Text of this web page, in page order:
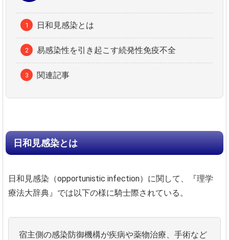
日和見感染とは
易感染性を引き起こす続発性免疫不全
関連記事
日和見感染とは
日和見感染（opportunistic infection）に関して、『理学
療法大辞典』では以下の様に騎士際されている。
宿主側の感染防御機構が疾病や薬物治療、手術など